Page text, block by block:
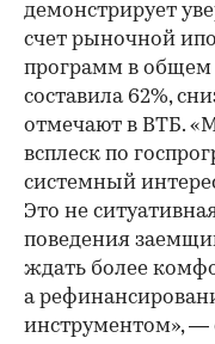
демонстрирует
счет рыночной
программ в общем
составила 62%,
отмечают в ВТБ.
всплеск по
системный
Это не
поведения
ждать более
а
инструментом», —